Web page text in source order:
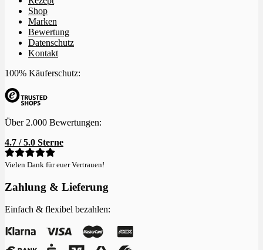
Shop
Marken
Bewertung
Datenschutz
Kontakt
100% Käuferschutz:
Über 2.000 Bewertungen:
4.7 / 5.0 Sterne
Vielen Dank für euer Vertrauen!
Zahlung & Lieferung
Einfach & flexibel bezahlen: